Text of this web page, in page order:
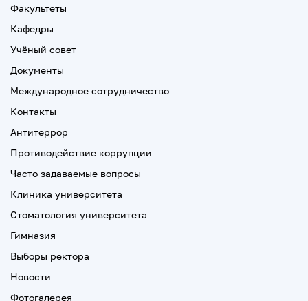
Факультеты
Кафедры
Учёный совет
Документы
Международное сотрудничество
Контакты
Антитеррор
Противодействие коррупции
Часто задаваемые вопросы
Клиника университета
Стоматология университета
Гимназия
Выборы ректора
Новости
Фотогалерея